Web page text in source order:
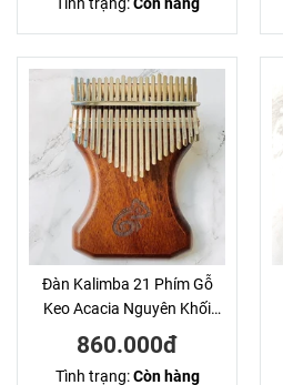
Đàn Kalimba 21 Phím Gỗ
Keo Acacia Nguyên Khối
Kameleon KaLinh
860.000đ
Tình trạng:Còn hàng